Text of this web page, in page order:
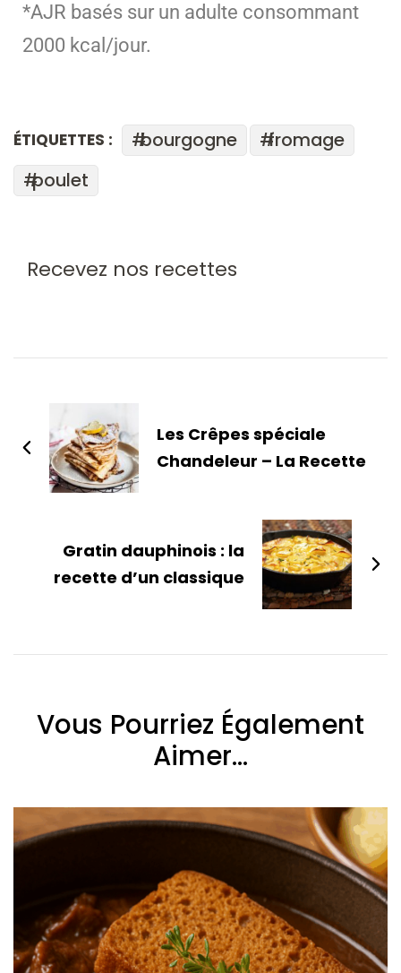
*AJR basés sur un adulte consommant
2000 kcal/jour.
ÉTIQUETTES : bourgogne
fromage
poulet
Recevez nos recettes
Les Crêpes spéciale
Chandeleur – La Recette
Gratin dauphinois : la
recette d’un classique
Vous Pourriez Également
Aimer...